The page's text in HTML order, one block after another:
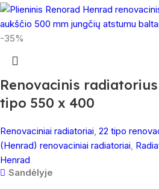
-35%
Renovacinis
tipo 550 x 400
Renovaciniai radiatoriai 22 tipo
(Henrad) renovaciniai radiatoriai
Henrad
Sandėlyje